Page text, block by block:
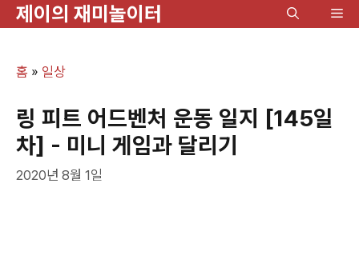
제이의 재미놀이터
메
홈 » 일상
링 피트 어드벤처 운동 일지 [145일
차] - 미니 게임과 달리기
2020년 8월 1일